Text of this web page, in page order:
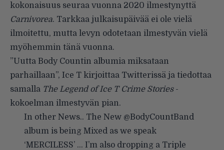
kokonaisuus seuraa vuonna 2020 ilmestynyttä
Carnivorea. Tarkkaa julkaisupäivää ei ole vielä
ilmoitettu, mutta levyn odotetaan ilmestyvän vielä
myöhemmin tänä vuonna.
”Uutta Body Countin albumia miksataan
parhaillaan”, Ice T kirjoittaa Twitterissä ja tiedottaa
samalla The Legend of Ice T Crime Stories-
kokoelman ilmestyvän pian.
In other News.. The New @BodyCountBand
album is being Mixed as we speak
‘MERCILESS’ … I’m also dropping a Triple